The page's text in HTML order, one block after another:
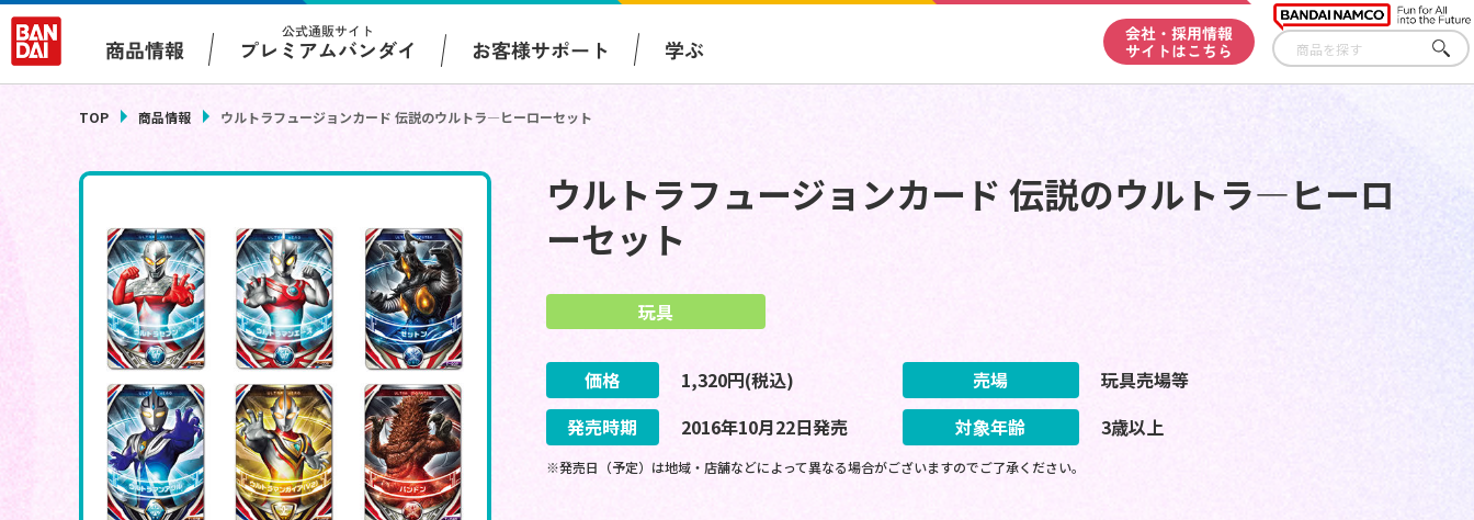
商品情報
公式通販サイト
プレミアムバンダイ お客様サポート 学ぶ
会社・採用情報
サイトはこちら
さが
す
TOP 商品情報 ウルトラフュージョンカード 伝説のウルトラ―ヒーローセット
ウルトラフュージョンカード 伝説のウルトラ―ヒーロ
ーセット
玩具
価格 1,320円(税込) 売場
玩具売場等
発売時期
2016年10月22日発売 対象年齢 3歳以上
※発売日（予定）は地域・店舗などによって異なる場合がございますのでご了承ください。